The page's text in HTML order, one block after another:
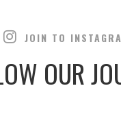
JOIN TO
OUR